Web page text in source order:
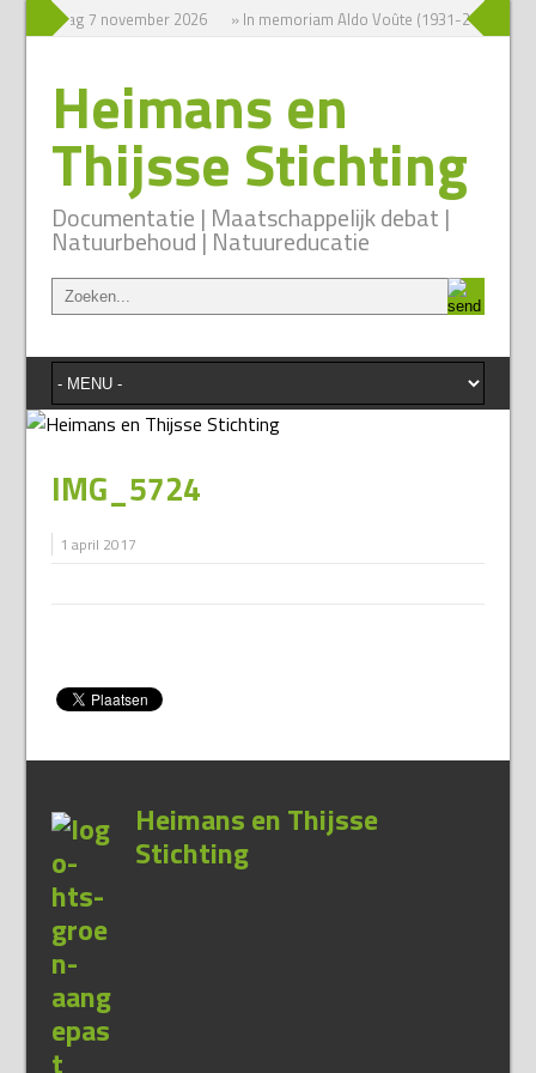
zaterdag 7 november 2026 » In memoriam Aldo Voûte (1931-2026)
Heimans en
Thijsse Stichting
Documentatie | Maatschappelijk debat |
Natuurbehoud | Natuureducatie
IMG_5724
1 april 2017
Heimans en Thijsse
Stichting